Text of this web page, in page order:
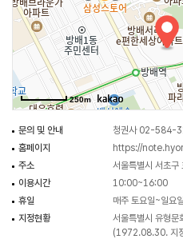
때 옛 모습이 일부가 사라지고 말았다.
이 묘역에는 신도비, 구 묘표 2기, 장명
대군 묘역의 규모와 형식을 보여주는 좋
250m
문의 및 안내
청권사 02-584-
홈페이지
https://
주소
서울특별시 서초
이용시간
10:00~16:00
휴일
매주 토요일~일요
지정현황
서울특별시 유형문
(1972.08.30. 지